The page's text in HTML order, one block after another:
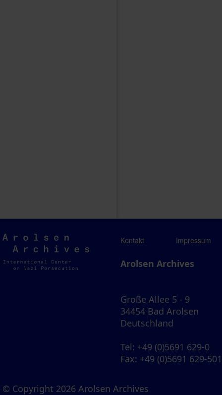
Arolsen
Archives
Kontakt Impressum
Arolsen Archives
Große Allee 5 - 9
34454 Bad Arolsen
Deutschland
Tel: +49 (0)5691 629-0
Fax: +49 (0)5691 629-501
© Copyright 2026 Arolsen Archives